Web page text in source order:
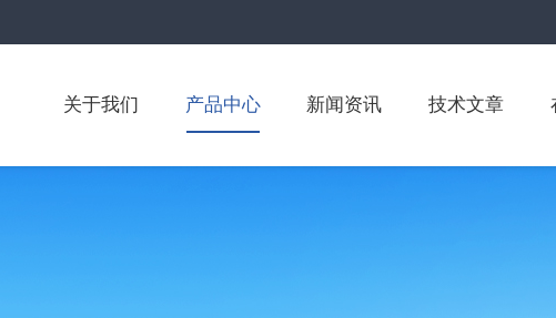
关于我们 产品中心 新闻资讯 技术文章